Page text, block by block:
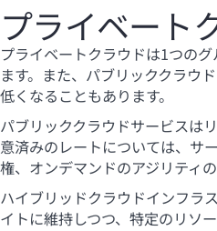
プライベート
プライベートクラウドは1つの
ます。また、パブリッククラウ
低くなることもあります。
パブリッククラウドサービスは
意済みのレートについては、サ
権、オンデマンドのアジリティ
ハイブリッドクラウドインフラ
イトに維持しつつ、特定のリソ